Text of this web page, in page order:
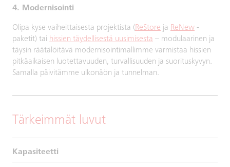
4. Modernisointi
Olipa kyse vaiheittaisesta projektista (ReStore ja ReNew -
paketit) tai hissien täydellisestä uusimisesta – modulaarinen ja
täysin räätälöitävä modernisointimallimme varmistaa hissien
pitkäaikaisen luotettavuuden, turvallisuuden ja suorituskyvyn.
Samalla päivitämme ulkonäön ja tunnelman.
Tärkeimmät luvut
Kapasiteetti